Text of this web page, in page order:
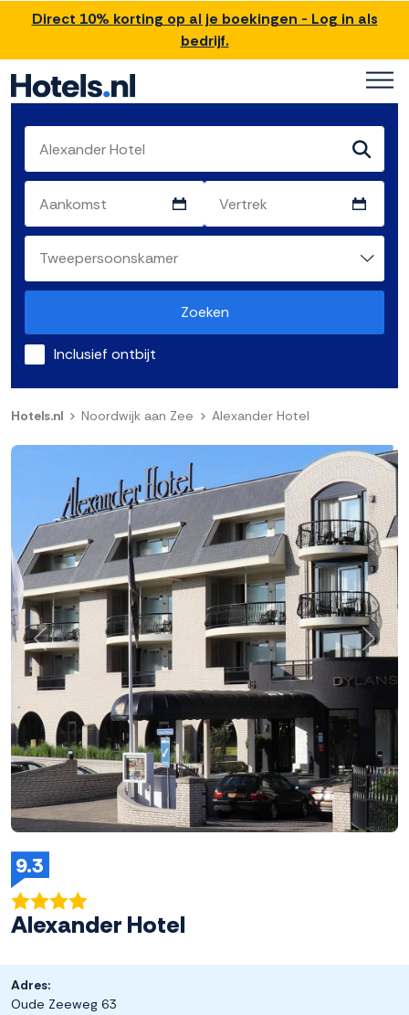
Direct 10% korting op al je boekingen - Log in als
bedrijf.
Zoeken
Inclusief ontbijt
Hotels.nl Noordwijk aan Zee Alexander Hotel
9.3
Alexander Hotel
Adres:
Oude Zeeweg 63